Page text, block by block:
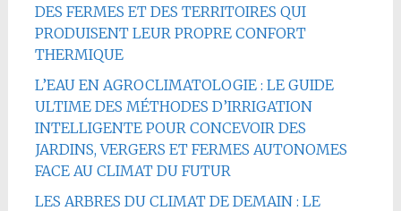
DES FERMES ET DES TERRITOIRES QUI
PRODUISENT LEUR PROPRE CONFORT
THERMIQUE
L’EAU EN AGROCLIMATOLOGIE : LE GUIDE
ULTIME DES MÉTHODES D’IRRIGATION
INTELLIGENTE POUR CONCEVOIR DES
JARDINS, VERGERS ET FERMES AUTONOMES
FACE AU CLIMAT DU FUTUR
LES ARBRES DU CLIMAT DE DEMAIN : LE